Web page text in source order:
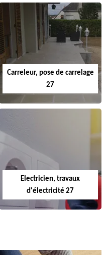
Carreleur, pose de carrelage
27
Electricien, travaux
d'électricité 27